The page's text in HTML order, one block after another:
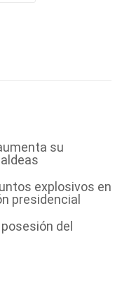
su
explosivos en
presidencial
del